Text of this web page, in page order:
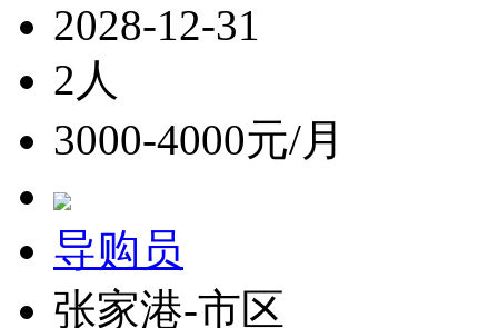
2028-12-31
2人
3000-4000元/月
导购员
张家港-市区